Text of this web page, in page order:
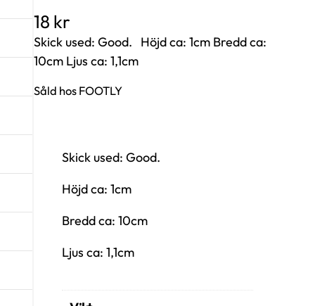
18 kr
Skick used: Good. Höjd ca: 1cm Bredd ca:
10cm Ljus ca: 1,1cm
Såld hos FOOTLY
Skick used: Good.
Höjd ca: 1cm
Bredd ca: 10cm
Ljus ca: 1,1cm